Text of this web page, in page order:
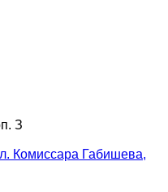
З
Комиссара Габишева,